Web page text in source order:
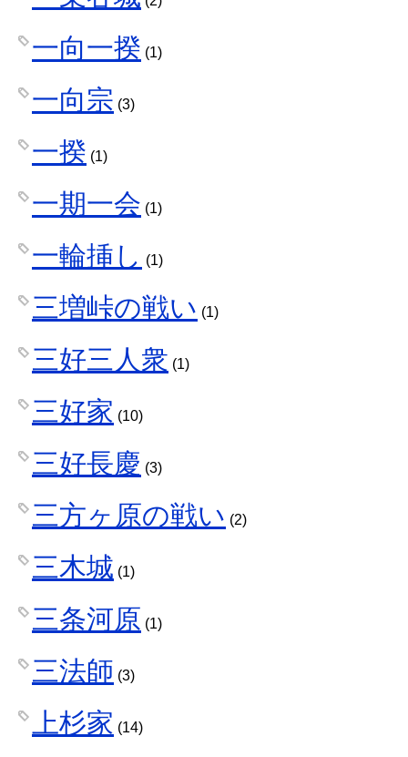
一向一揆 (1)
一向宗 (3)
一揆 (1)
一期一会 (1)
一輪挿し (1)
三増峠の戦い (1)
三好三人衆 (1)
三好家 (10)
三好長慶 (3)
三方ヶ原の戦い (2)
三木城 (1)
三条河原 (1)
三法師 (3)
上杉家 (14)